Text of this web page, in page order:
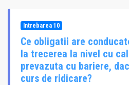
Intrebarea 10
Ce obligatii are
la trecerea la nivel cu
prevazuta cu bariere,
curs de ridicare?